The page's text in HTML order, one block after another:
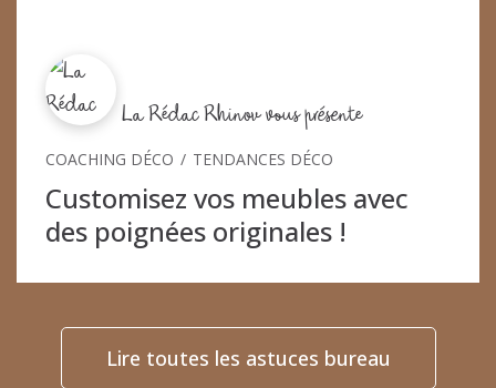
La Rédac Rhinov vous présente
COACHING DÉCO TENDANCES DÉCO
Customisez vos meubles avec
des poignées originales !
Lire toutes les astuces bureau